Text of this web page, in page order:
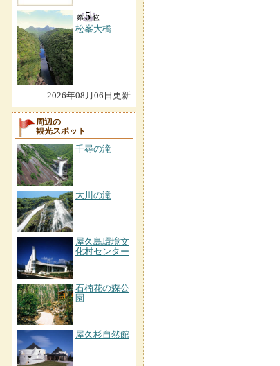
松峯大橋
2026年08月06日更新
周辺の
観光スポット
千尋の滝
大川の滝
屋久島環境文
化村センター
石楠花の森公
園
屋久杉自然館